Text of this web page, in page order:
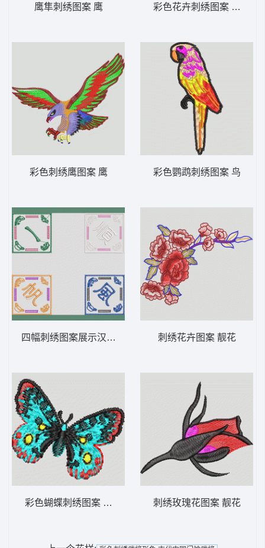
鹰隼刺绣图案 鹰
彩色刺绣鹰图案 鹰
四幅刺绣图案展示汉字与鱼纹 一帆风顺
彩色蝴蝶刺绣图案 蝴蝶
彩色花卉刺绣图案 靓花
彩色鹦鹉刺绣图案 鸟
刺绣花卉图案 靓花
刺绣玫瑰花图案 靓花